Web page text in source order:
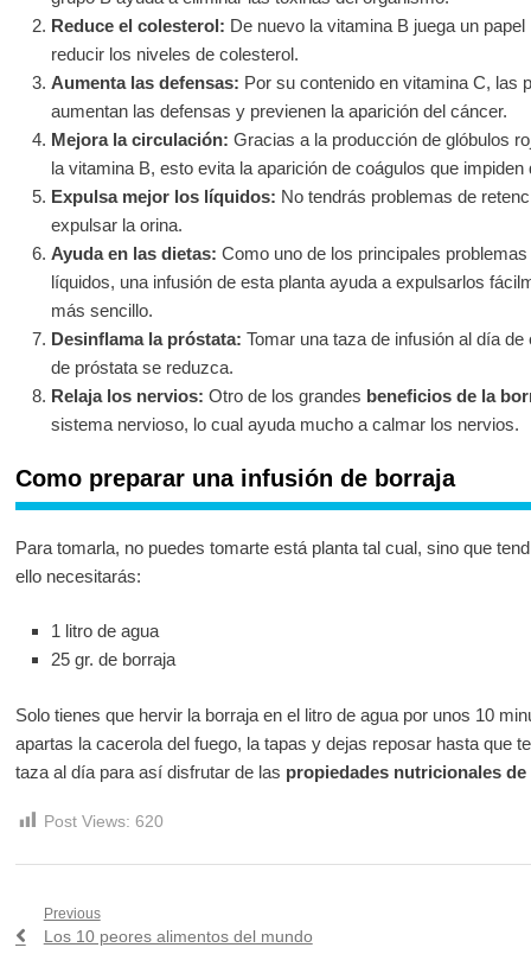
Reduce el colesterol: De nuevo la vitamina B juega un
reducir los niveles de colesterol.
Aumenta las defensas: Por su contenido en vitamina C, las
aumentan las defensas y previenen la aparición del cáncer.
Mejora la circulación: Gracias a la producción de glóbulos
la vitamina B, esto evita la aparición de coágulos que
Expulsa mejor los líquidos: No tendrás problemas de
expulsar la orina.
Ayuda en las dietas: Como uno de los principales
líquidos, una infusión de esta planta ayuda a expulsarlos
más sencillo.
Desinflama la próstata: Tomar una taza de infusión al día
de próstata se reduzca.
Relaja los nervios: Otro de los grandes beneficios de la
sistema nervioso, lo cual ayuda mucho a calmar los nervios.
Como preparar una infusión de borraja
Para tomarla, no puedes tomarte está planta tal cual, sino que
ello necesitarás:
1 litro de agua
25 gr. de borraja
Solo tienes que hervir la borraja en el litro de agua por unos 10
apartas la cacerola del fuego, la tapas y dejas reposar hasta que
taza al día para así disfrutar de las propiedades nutricionales de
Post Views: 620
Navegación
Previous
Previous
Los 10 peores alimentos del mundo